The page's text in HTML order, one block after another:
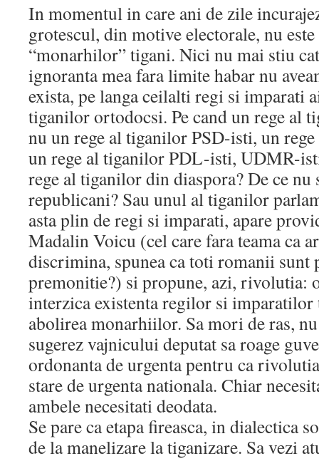
In momentul in care ani de zile
grotescul, din motive electorale, nu
“monarhilor” tigani. Nici nu mai stiu
ignoranta mea fara limite habar nu
exista, pe langa ceilalti regi si imparati
tiganilor ortodocsi. Pe cand un rege al
nu un rege al tiganilor PSD-isti, un
un rege al tiganilor PDL-isti, UDMR-
rege al tiganilor din diaspora? De ce
republicani? Sau unul al tiganilor
asta plin de regi si imparati, apare
Madalin Voicu (cel care fara teama ca
discrimina, spunea ca toti romanii
premonitie?) si propune, azi, rivolutia:
interzica existenta regilor si imparatilor
abolirea monarhiilor. Sa mori de ras,
sugerez vajnicului deputat sa roage
ordonanta de urgenta pentru ca
stare de urgenta nationala. Chiar
ambele necesitati deodata.
Se pare ca etapa fireasca, in dialectica
de la manelizare la tiganizare. Sa vezi